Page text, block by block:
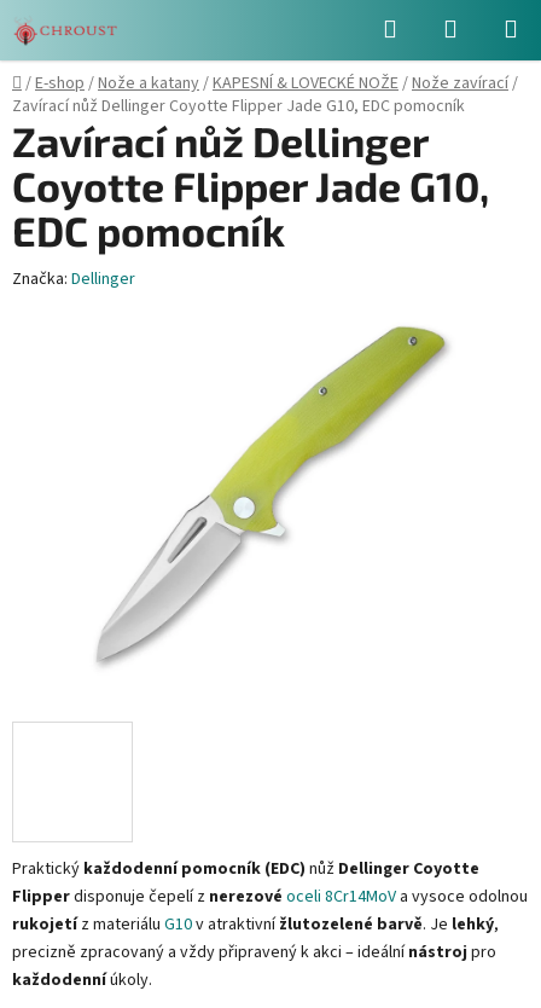
na
obsah
Hledat
KOŠÍK
Domů
/E-shop/Nože a katany/KAPESNÍ & LOVECKÉ NOŽE/Nože zavírací/
Zavírací nůž Dellinger Coyotte Flipper Jade G10, EDC pomocník
Praktický každodenní pomocník (EDC) nůž Dellinger Coyotte
Flipperdisponuje čepelí z nerezové oceli 8Cr14MoV a vysoce odolnou
rukojetíz materiálu G10v atraktivnížlutozelené barvě. Je lehký,
precizně zpracovaný a vždy připravený k akci – ideálnínástroj pro
každodenníúkoly.
Zavírací nůž Dellinger
Coyotte Flipper Jade G10,
EDC pomocník
Značka: Dellinger